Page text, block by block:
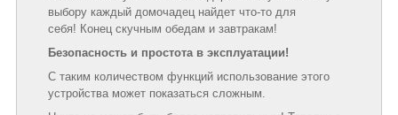
выбору каждый домочадец найдет что-то для
себя! Конец скучным обедам и завтракам!
Безопасность и простота в эксплуатации!
С таким количеством функций использование этого
устройства может показаться сложным.